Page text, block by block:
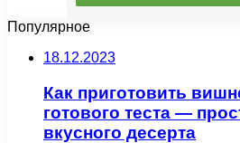
Популярное
18.12.2023
Как приготовить
готового теста —
вкусного десерта